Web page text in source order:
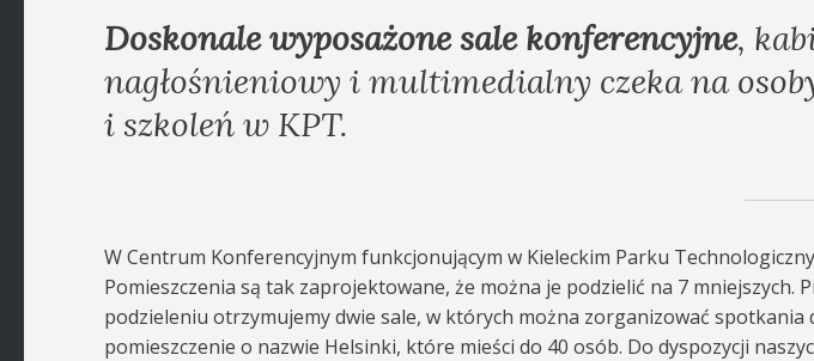
Doskonale wyposażone sale konferencyjne,
nagłośnieniowy i multimedialny czeka na
i szkoleń w KPT.
W Centrum Konferencyjnym funkcjonującym w Kieleckim Parku
Pomieszczenia są tak zaprojektowane, że można je podzielić na 7 mniejszych.
podzieleniu otrzymujemy dwie sale, w których można zorganizować
pomieszczenie o nazwie Helsinki, które mieści do 40 osób. Do dyspozycji